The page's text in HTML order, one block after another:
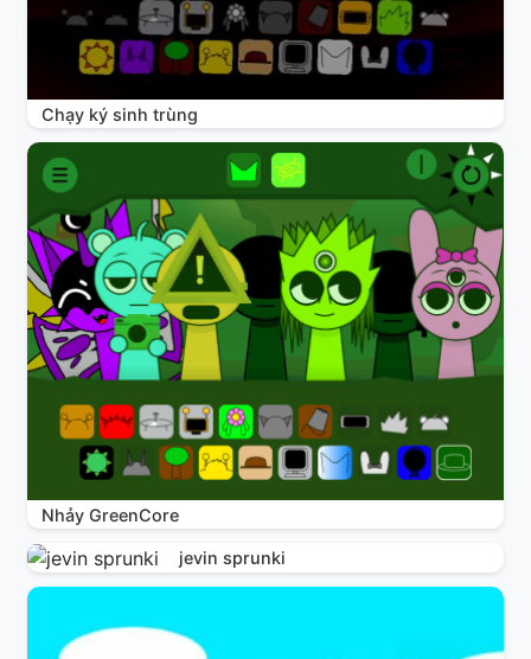
Chạy ký sinh trùng
Nhảy GreenCore
jevin sprunki